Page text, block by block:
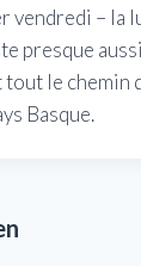
vendredi – la
presque
tout le chemin
Basque.